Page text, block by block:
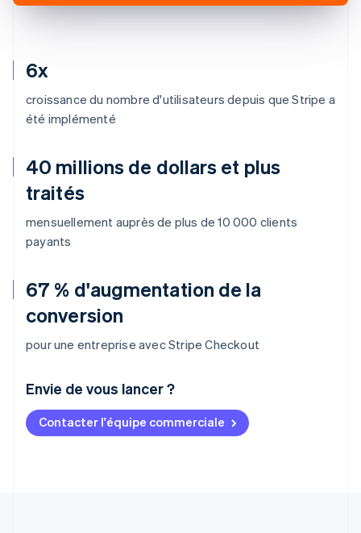
6x
croissance du nombre d'utilisateurs depuis que Stripe a
été implémenté
40 millions de dollars et plus
traités
mensuellement auprès de plus de 10 000 clients
payants
67 % d'augmentation de la
conversion
pour une entreprise avec Stripe Checkout
Envie de vous lancer ?
Contacter l'équipe commerciale
Allemagne